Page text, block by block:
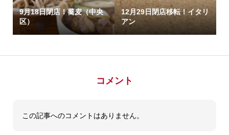
9月18日閉店！蕎麦（中央
区）
12月29日閉店移転！イタリ
アン
コメント
この記事へのコメントはありません。